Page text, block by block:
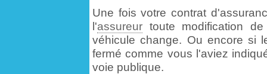
Une fois votre contrat
l'assureur toute modification
véhicule change. Ou encore si
fermé comme vous l'aviez
voie publique.